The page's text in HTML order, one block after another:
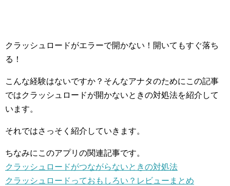
クラッシュロードがエラーで開かない！開いてもすぐ落ち
る！
こんな経験はないですか？そんなアナタのためにこの記事
ではクラッシュロードが開かないときの対処法を紹介して
います。
それではさっそく紹介していきます。
ちなみにこのアプリの関連記事です。
クラッシュロードがつながらないときの対処法
クラッシュロードっておもしろい？レビューまとめ